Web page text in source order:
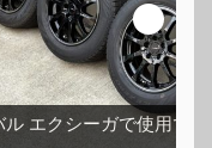
ッドレスタイヤセ